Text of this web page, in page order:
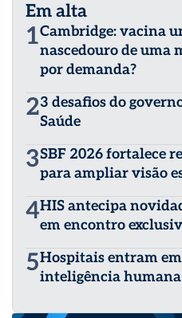
Em alta
1Cambridge: vacina
nascedouro de uma
por demanda?
23 desafios do
Saúde
3SBF 2026 fortalece
para ampliar visão
4HIS antecipa
em encontro
5Hospitais entram
inteligência